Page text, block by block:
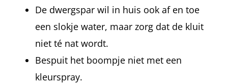
De dwergspar wil in huis ook af en toe
een slokje water, maar zorg dat de kluit
niet té nat wordt.
Bespuit het boompje niet met een
kleurspray.